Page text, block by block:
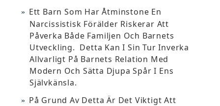
Ett Barn Som Har Åtminstone En
Narcissistisk Förälder Riskerar Att
Påverka Både Familjen Och Barnets
Utveckling. Detta Kan I Sin Tur Inverka
Allvarligt På Barnets Relation Med
Modern Och Sätta Djupa Spår I Ens
Självkänsla.
På Grund Av Detta Är Det Viktigt Att